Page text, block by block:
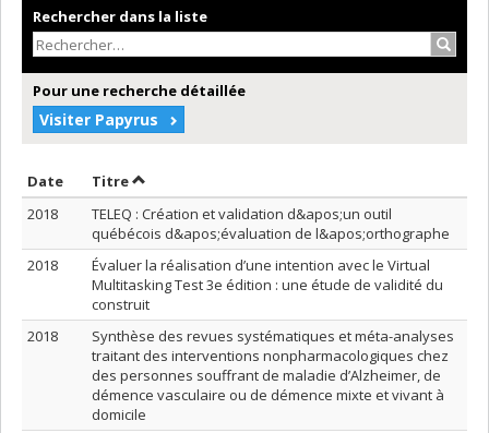
Rechercher dans la liste
Pour une recherche détaillée
Visiter Papyrus
Date Trier par date en ordre décroissant
TitreTrier par titre en ordre décroissant
2018
TELEQ : Création et validation d&apos;un outil
québécois d&apos;évaluation de l&apos;orthographe
2018
Évaluer la réalisation d’une intention avec le Virtual
Multitasking Test 3e édition : une étude de validité du
construit
2018
Synthèse des revues systématiques et méta-analyses
traitant des interventions nonpharmacologiques chez
des personnes souffrant de maladie d’Alzheimer, de
démence vasculaire ou de démence mixte et vivant à
domicile